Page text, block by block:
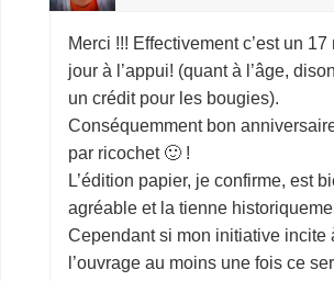
Merci !!! Effectivement c’est un 17
jour à l’appui! (quant à l’âge,
un crédit pour les bougies).
Conséquemment bon
par ricochet 🙂 !
L’édition papier, je confirme, est
agréable et la tienne
Cependant si mon initiative incite
l’ouvrage au moins une fois ce